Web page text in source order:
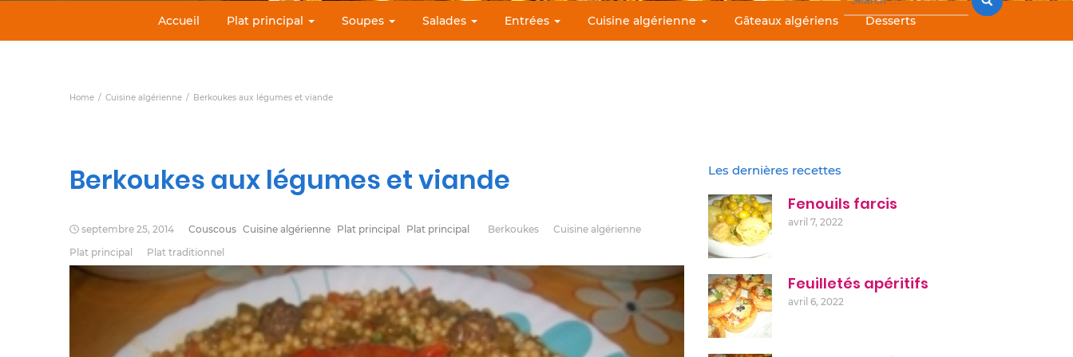
Accueil Plat principal Soupes Salades Entrées Cuisine algérienne Gâteaux algériens Desserts
Home Cuisine algérienne Berkoukes aux légumes et viande
Berkoukes aux légumes et viande
septembre 25, 2014 Couscous Cuisine algérienne Plat principal Plat principal Berkoukes
Cuisine algérienne
Plat principal
Plat traditionnel
Les dernières recettes
Fenouils farcis
avril 7, 2022
Feuilletés apéritifs
avril 6, 2022